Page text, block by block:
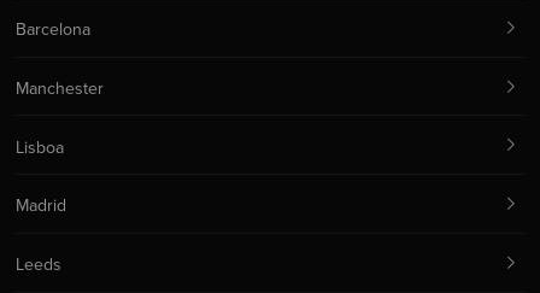
Barcelona
Manchester
Lisboa
Madrid
Leeds